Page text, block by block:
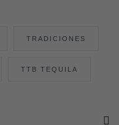
TRADICIONES
TTB TEQUILA